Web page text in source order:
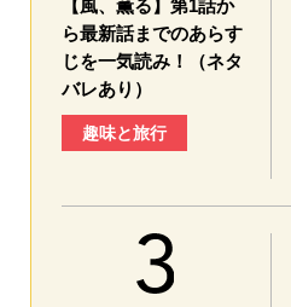
【風、薫る】第1話か
ら最新話までのあらす
じを一気読み！（ネタ
バレあり）
趣味と旅行